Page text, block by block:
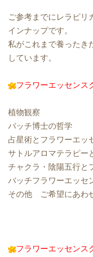
ご参考までにレラピリ
インナップです。
私がこれまで養ったき
しています。
フラワーエッセンス
植物観察
バッチ博士の哲学
占星術とフラワーエッ
サトルアロマテラピー
チャクラ・陰陽五行と
バッチフラワーエッセ
その他 ご希望にあわ
フラワーエッセンス